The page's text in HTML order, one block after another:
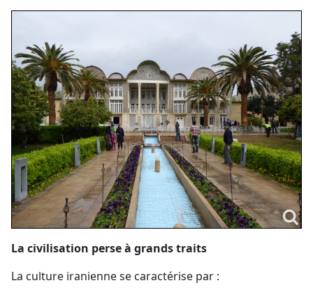
La civilisation perse à grands traits
La culture iranienne se caractérise par :